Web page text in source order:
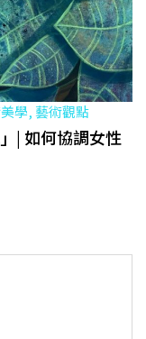
學, 藝術觀點
| 如何協調女性